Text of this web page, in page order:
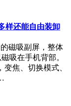
样还能自由装卸
磁吸副屏，整体
吸在手机背部。
焦、切换模式、